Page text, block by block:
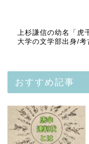
上杉謙信の幼名「虎
大学の文学部出身/
おすすめ記事